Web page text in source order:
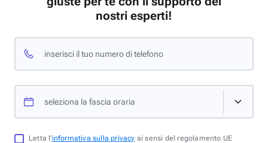
nostri esperti!
inserisci il tuo numero di telefono
seleziona la fascia oraria
Letta l'informativa sulla privacy ai sensi del regolamento UE